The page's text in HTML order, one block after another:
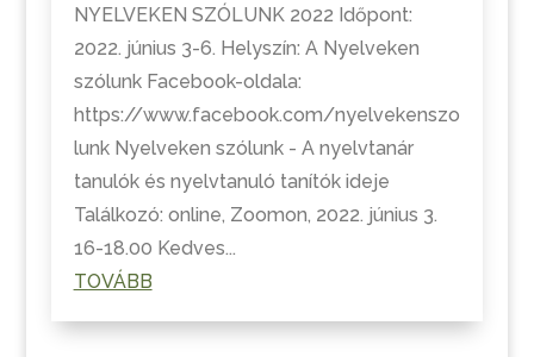
NYELVEKEN SZÓLUNK 2022 Időpont:
2022. június 3-6. Helyszín: A Nyelveken
szólunk Facebook-oldala:
https://www.facebook.com/nyelvekenszo
lunk Nyelveken szólunk - A nyelvtanár
tanulók és nyelvtanuló tanítók ideje
Találkozó: online, Zoomon, 2022. június 3.
16-18.00 Kedves...
TOVÁBB